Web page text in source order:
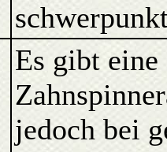
Es gibt
jedoch bei